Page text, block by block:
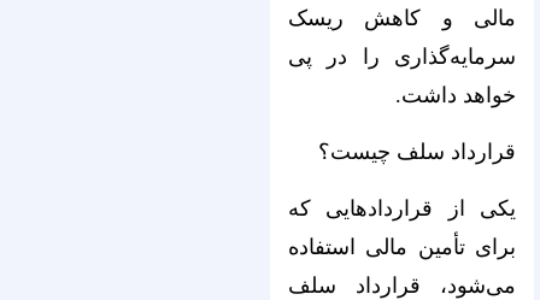
مالی و کاهش ریسک
سرمایه‌گذاری را در پی
خواهد داشت.
قرارداد سلف چیست؟
یکی از قراردادهایی که
برای تأمین مالی استفاده
می‌شود، قرارداد سلف